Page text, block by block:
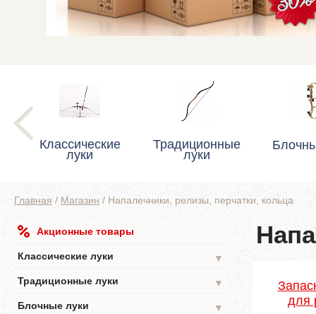
Классические
луки
Традиционные
луки
Главная / Магазин / Напалечники, релизы, перчатки, кольца
Акционные товары
Классические луки
▼
Традиционные луки
▼
Блочные луки
▼
для